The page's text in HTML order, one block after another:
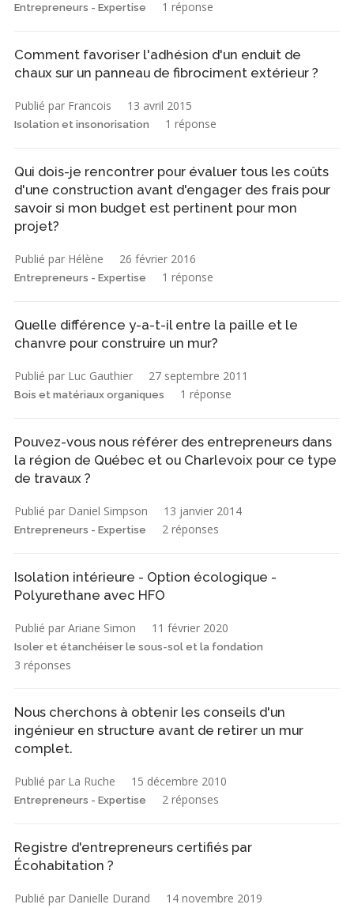
Entrepreneurs - Expertise 1 réponse
Comment favoriser l'adhésion d'un enduit de
chaux sur un panneau de fibrociment extérieur ?
Publié par Francois 13 avril 2015
Isolation et insonorisation 1 réponse
Qui dois-je rencontrer pour évaluer tous les coûts
d'une construction avant d'engager des frais pour
savoir si mon budget est pertinent pour mon
projet?
Publié par Hélène 26 février 2016
Entrepreneurs - Expertise 1 réponse
Quelle différence y-a-t-il entre la paille et le
chanvre pour construire un mur?
Publié par Luc Gauthier 27 septembre 2011
Bois et matériaux organiques 1 réponse
Pouvez-vous nous référer des entrepreneurs dans
la région de Québec et ou Charlevoix pour ce type
de travaux ?
Publié par Daniel Simpson 13 janvier 2014
Entrepreneurs - Expertise 2 réponses
Isolation intérieure - Option écologique -
Polyurethane avec HFO
Publié par Ariane Simon 11 février 2020
Isoler et étanchéiser le sous-sol et la fondation
3 réponses
Nous cherchons à obtenir les conseils d'un
ingénieur en structure avant de retirer un mur
complet.
Publié par La Ruche 15 décembre 2010
Entrepreneurs - Expertise 2 réponses
Registre d'entrepreneurs certifiés par
Écohabitation ?
Publié par Danielle Durand 14 novembre 2019